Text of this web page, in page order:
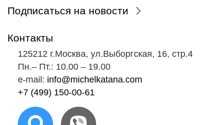
Подписаться на новости
Контакты
125212 г.Москва, ул.Выборгская, 16, стр.4
Пн.‒ Пт.: 10.00 ‒ 19.00
e-mail: info@michelkatana.com
+7 (499) 150-00-61